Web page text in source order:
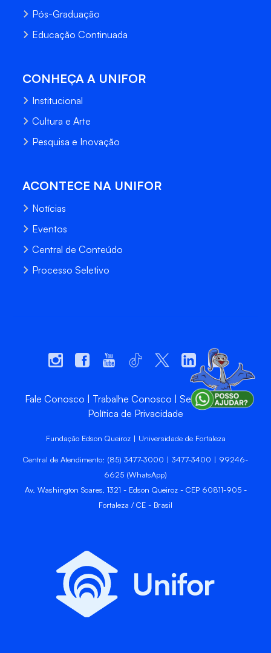
Pós-Graduação
Educação Continuada
CONHEÇA A UNIFOR
Institucional
Cultura e Arte
Pesquisa e Inovação
ACONTECE NA UNIFOR
Notícias
Eventos
Central de Conteúdo
Processo Seletivo
Fale Conosco Trabalhe Conosco
Sempre Unifor
Política de Privacidade
Fundação Edson Queiroz | Universidade de Fortaleza
Central de Atendimento: (85) 3477-3000 | 3477-3400 | 99246-
6625 (WhatsApp)
Av. Washington Soares, 1321 - Edson Queiroz - CEP 60811-905 -
Fortaleza / CE - Brasil